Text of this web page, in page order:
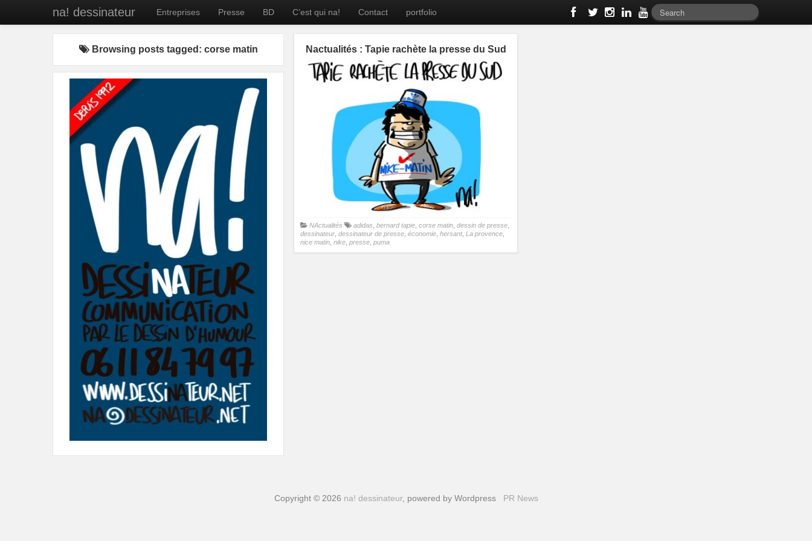
na! dessinateur Entreprises Presse BD C’est qui na! Contact portfolio
Browsing posts tagged: corse matin Nactualités : Tapie rachète la presse du Sud
NActualités adidas bernard tapie corse matin dessin de presse
dessinateur dessinateur de presse économie hersant, La provence
nice matin nike presse puma
Copyright © 2026 na! dessinateur, powered by Wordpress PR News